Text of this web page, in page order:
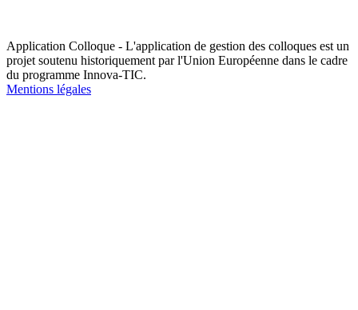
Application Colloque - L'application de gestion des colloques est un
projet soutenu historiquement par l'Union Européenne dans le cadre
du programme Innova-TIC.
Mentions légales